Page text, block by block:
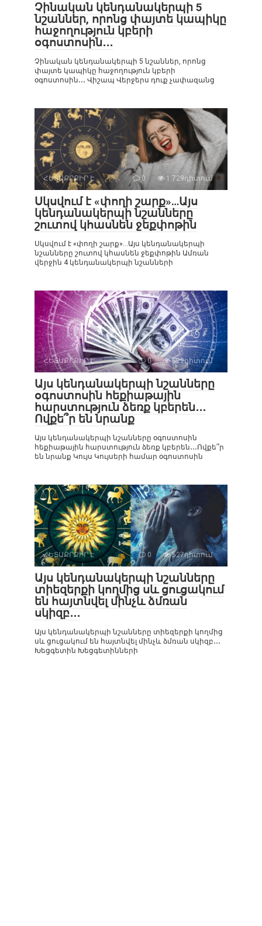
Չինական կենդանակերպի 5
նշաններ, որոնց փայտե կապիկը
հաջողություն կբերի
օգոստոսին․․․
Չինական կենդանակերպի 5 նշաններ, որոնց
փայտե կապիկը հաջողություն կբերի
օգոստոսին․․․ Վիշապ Վերջերս դուք չափազանց
ՀԵՏԱՔՐՔԻՐ Է 0 1 729դիտում
Սկսվում է «փողի շարք»…Այս
կենդանակերպի նշանները
շուտով կհասնեն ջեքփոթին
Սկսվում է «փողի շարք»…Այս կենդանակերպի
նշանները շուտով կհասնեն ջեքփոթին Ամռան
վերջին 4 կենդանակերպի նշանների
ՀԵՏԱՔՐՔԻՐ Է 0 829դիտում
Այս կենդանակերպի նշանները
օգոստոսին հեքիաթային
հարստություն ձեռք կբերեն․․․
Ովքե՞ր են նրանք
Այս կենդանակերպի նշանները օգոստոսին
հեքիաթային հարստություն ձեռք կբերեն․․․Ովքե՞ր
են նրանք Կույս Կույսերի համար օգոստոսին
ՀԵՏԱՔՐՔԻՐ Է 0 527դիտում
Այս կենդանակերպի նշանները
տիեզերքի կողմից սև ցուցակում
են հայտնվել մինչև ձմռան
սկիզբ․․․
Այս կենդանակերպի նշանները տիեզերքի կողմից
սև ցուցակում են հայտնվել մինչև ձմռան սկիզբ․․․
Խեցգետին Խեցգետինների